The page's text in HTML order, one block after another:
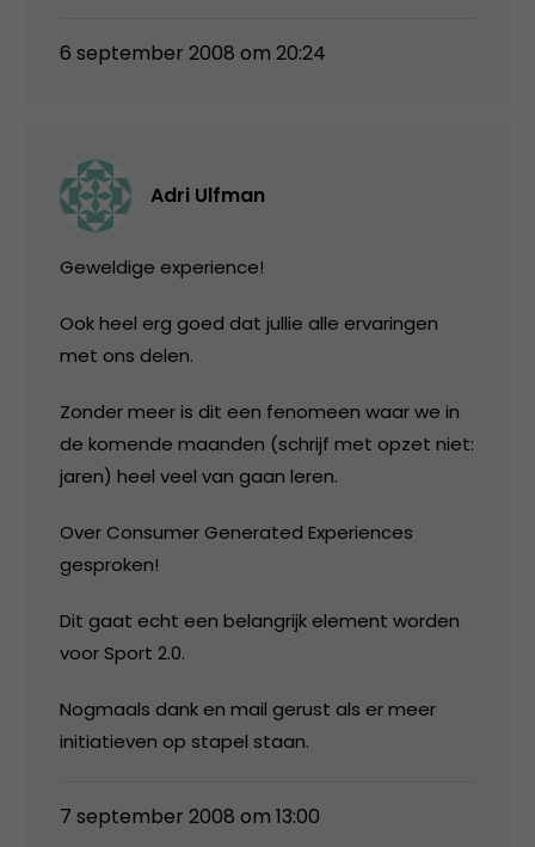
6 september 2008 om 20:24
Adri Ulfman
Geweldige experience!
Ook heel erg goed dat jullie alle ervaringen
met ons delen.
Zonder meer is dit een fenomeen waar we in
de komende maanden (schrijf met opzet niet:
jaren) heel veel van gaan leren.
Over Consumer Generated Experiences
gesproken!
Dit gaat echt een belangrijk element worden
voor Sport 2.0.
Nogmaals dank en mail gerust als er meer
initiatieven op stapel staan.
7 september 2008 om 13:00